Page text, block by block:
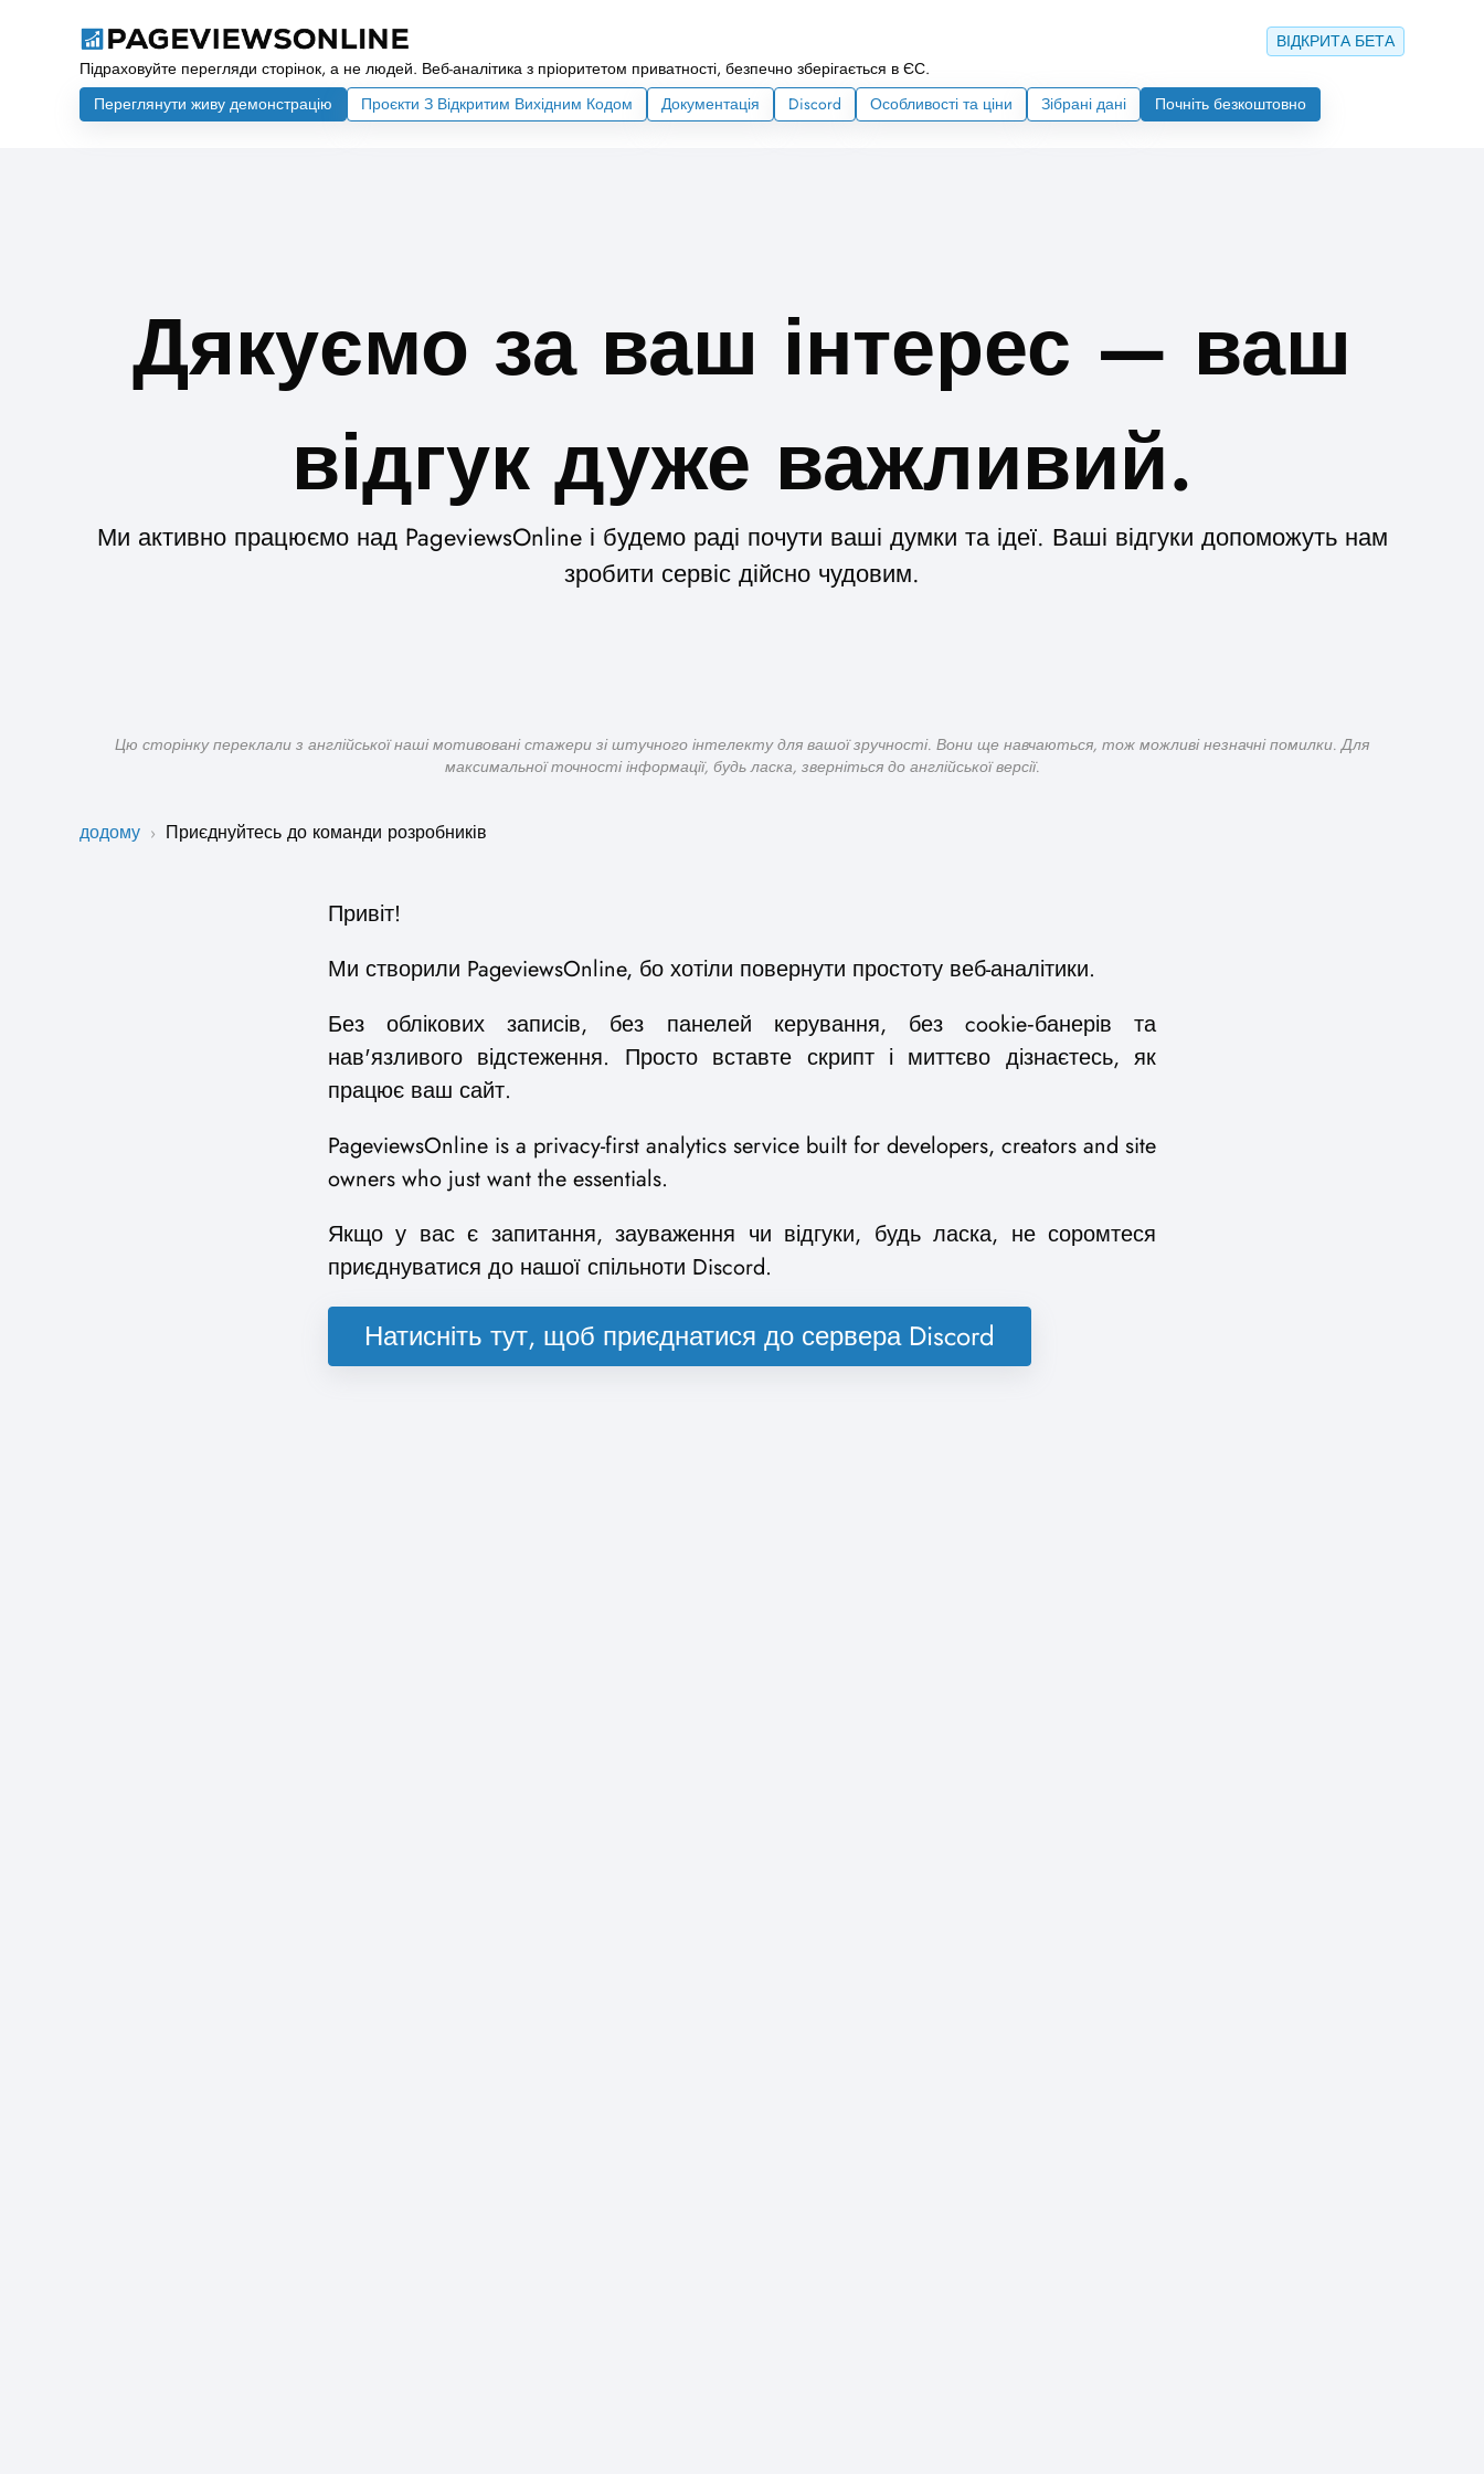
ВІДКРИТА БЕТА
Підраховуйте перегляди сторінок, а не людей. Веб-аналітика з пріоритетом приватності, безпечно зберігається в ЄС.
Переглянути живу демонстрацію
Проєкти З Відкритим Вихідним Кодом Документація Discord Особливості та ціни Зібрані дані Почніть безкоштовно
Дякуємо за ваш інтерес — ваш
відгук дуже важливий.
Ми активно працюємо над PageviewsOnline і будемо раді почути ваші думки та ідеї. Ваші відгуки допоможуть нам
зробити сервіс дійсно чудовим.
Цю сторінку переклали з англійської наші мотивовані стажери зі штучного інтелекту для вашої зручності. Вони ще навчаються, тож можливі незначні помилки. Для
максимальної точності інформації, будь ласка, зверніться до англійської версії.
додому › Приєднуйтесь до команди розробників
Привіт!
Ми створили PageviewsOnline, бо хотіли повернути простоту веб-аналітики.
Без облікових записів, без панелей керування, без cookie‑банерів та
нав'язливого відстеження. Просто вставте скрипт і миттєво дізнаєтесь, як
працює ваш сайт.
PageviewsOnline is a privacy-first analytics service built for developers, creators and site
owners who just want the essentials.
Якщо у вас є запитання, зауваження чи відгуки, будь ласка, не соромтеся
приєднуватися до нашої спільноти Discord.
Натисніть тут, щоб приєднатися до сервера Discord